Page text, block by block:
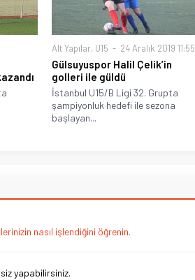
Alt Yapılar, U15 24 Aralık 2019 11:55
Gülsuyuspor Halil Çelik’in
golleri ile güldü
İstanbul U15/B Ligi 32. Grupta
şampiyonluk hedefi ile sezona
başlayan...
nasıl işlendiğini öğrenin.
siz yapabilirsiniz.